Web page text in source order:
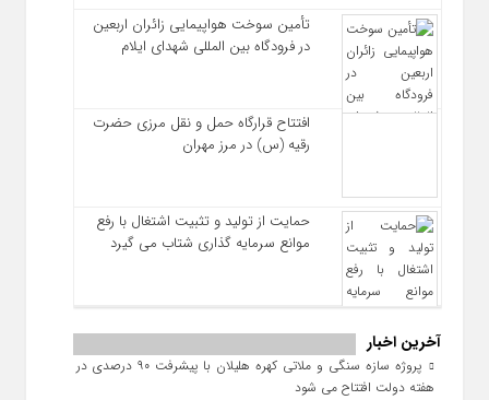
تأمین سوخت هواپیمایی زائران اربعین
در فرودگاه بین المللی شهدای ایلام
افتتاح قرارگاه حمل‌ و نقل مرزی حضرت
رقیه (س) در مرز مهران
حمایت از تولید و تثبیت اشتغال با رفع
موانع سرمایه‌ گذاری شتاب می‌ گیرد
آخرین اخبار
پروژه سازه سنگی و ملاتی کهره هلیلان با پیشرفت ۹۰ درصدی در
هفته دولت افتتاح می شود